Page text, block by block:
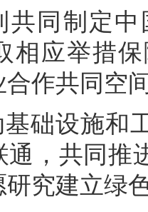
共同制定
相应举措
作共同空
础设施和
通，共同推
究建立绿